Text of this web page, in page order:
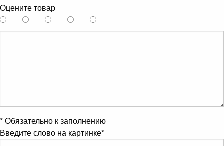
Оцените товар
*Обязательно к заполнению
Введите слово на картинке*